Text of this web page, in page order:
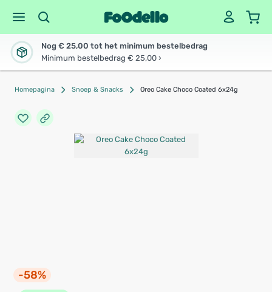
Nog € 25,00 tot het minimum bestelbedrag
Minimum bestelbedrag € 25,00 ›
Homepagina Snoep & Snacks Oreo Cake Choco Coated 6x24g
-58%